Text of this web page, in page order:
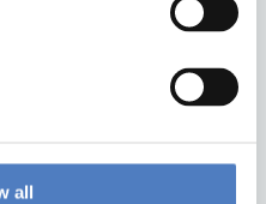
all
GmbH